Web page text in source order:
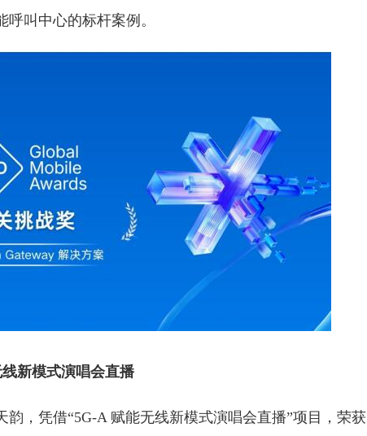
叫中心的标杆案例。
新模式演唱会直播
韵，凭借“5G-A 赋能无线新模式演唱会直播”项目，荣获